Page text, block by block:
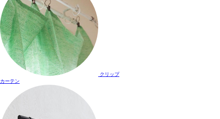
クリップ
カーテン